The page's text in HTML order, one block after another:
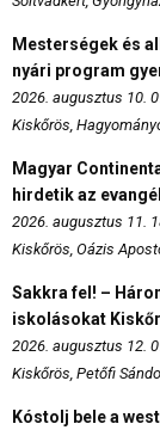
Mesterségek és
nyári program
2026. augusztus 10.
Kiskőrös,
Magyar
hirdetik az
2026. augusztus 11.
Kiskőrös, Oázis
Sakkra fel! –
iskolásokat
2026. augusztus 12.
Kiskőrös, Petőfi
Kóstolj bele a